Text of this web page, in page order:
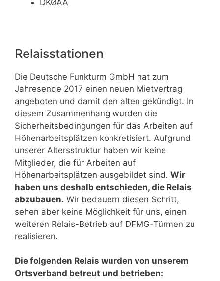
DKØAA
Relaisstationen
Die Deutsche Funkturm GmbH hat zum
Jahresende 2017 einen neuen Mietvertrag
angeboten und damit den alten gekündigt. In
diesem Zusammenhang wurden die
Sicherheitsbedingungen für das Arbeiten auf
Höhenarbeitsplätzen konkretisiert. Aufgrund
unserer Altersstruktur haben wir keine
Mitglieder, die für Arbeiten auf
Höhenarbeitsplätzen ausgebildet sind. Wir
haben uns deshalb entschieden, die Relais
abzubauen. Wir bedauern diesen Schritt,
sehen aber keine Möglichkeit für uns, einen
weiteren Relais-Betrieb auf DFMG-Türmen zu
realisieren.
Die folgenden Relais wurden von unserem
Ortsverband betreut und betrieben: